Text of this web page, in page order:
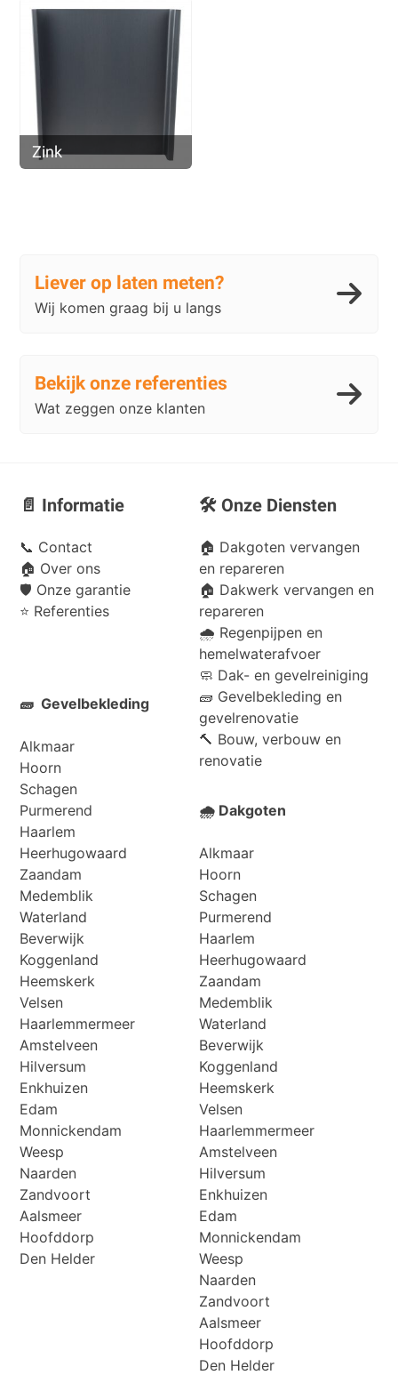
Zink
Liever op laten meten?
Wij komen graag bij u langs
Bekijk onze referenties
Wat zeggen onze klanten
📄 Informatie
📞 Contact
🏠 Over ons
🛡️ Onze garantie
⭐ Referenties
🧱 Gevelbekleding
Alkmaar
Hoorn
Schagen
Purmerend
Haarlem
Heerhugowaard
Zaandam
Medemblik
Waterland
Beverwijk
Koggenland
Heemskerk
Velsen
Haarlemmermeer
Amstelveen
Hilversum
Enkhuizen
Edam
Monnickendam
Weesp
Naarden
Zandvoort
Aalsmeer
Hoofddorp
Den Helder
🛠️ Onze Diensten
🏠 Dakgoten vervangen
en repareren
🏠 Dakwerk vervangen en
repareren
🌧️ Regenpijpen en
hemelwaterafvoer
🧼 Dak- en gevelreiniging
🧱 Gevelbekleding en
gevelrenovatie
🔨 Bouw, verbouw en
renovatie
🌧️ Dakgoten
Alkmaar
Hoorn
Schagen
Purmerend
Haarlem
Heerhugowaard
Zaandam
Medemblik
Waterland
Beverwijk
Koggenland
Heemskerk
Velsen
Haarlemmermeer
Amstelveen
Hilversum
Enkhuizen
Edam
Monnickendam
Weesp
Naarden
Zandvoort
Aalsmeer
Hoofddorp
Den Helder